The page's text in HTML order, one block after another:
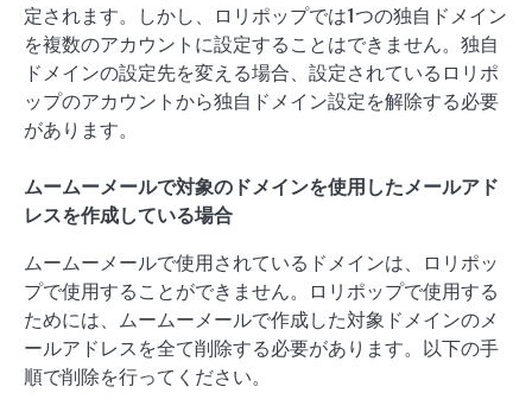
定されます。しかし、ロリポップでは1つの独自ドメイン
を複数のアカウントに設定することはできません。独自
ドメインの設定先を変える場合、設定されているロリポ
ップのアカウントから独自ドメイン設定を解除する必要
があります。
ムームーメールで対象のドメインを使用したメールアド
レスを作成している場合
ムームーメールで使用されているドメインは、ロリポッ
プで使用することができません。ロリポップで使用する
ためには、ムームーメールで作成した対象ドメインのメ
ールアドレスを全て削除する必要があります。以下の手
順で削除を行ってください。